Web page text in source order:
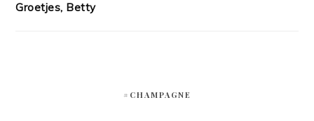
Groetjes, Betty
#CHAMPAGNE